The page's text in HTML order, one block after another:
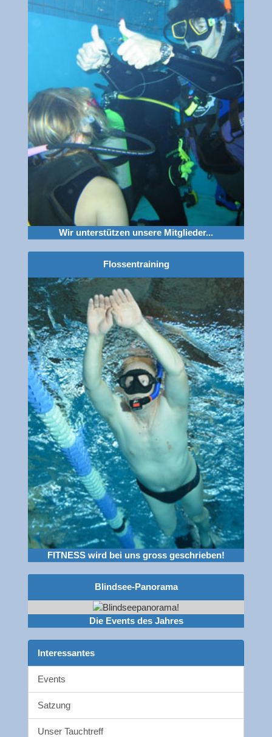
Wir unterstützen unsere Mitglieder...
Flossentraining
FITNESS wird bei uns gross geschrieben!
Blindsee-Panorama
Die Events des Jahres
Interessantes
Events
Satzung
Unser Tauchtreff